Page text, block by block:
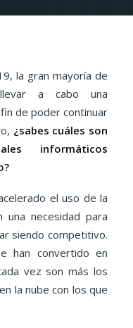
la gran mayoría de
a cabo una
de poder continuar
¿sabes cuáles son
informáticos
el uso de la
una necesidad para
siendo competitivo.
han convertido en
vez son más los
la nube con los que